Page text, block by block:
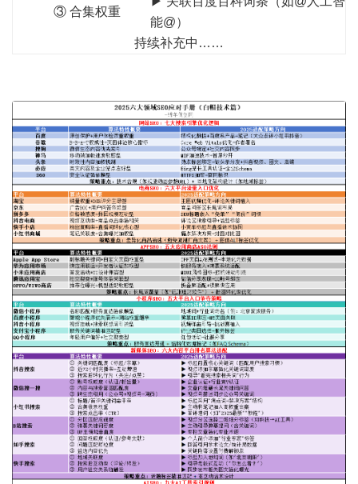
③ 合集权重
能@）
持续补充中……